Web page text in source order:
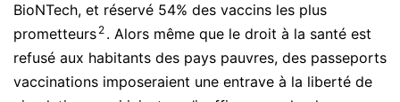
BioNTech, et réservé 54% des vaccins les plus
prometteurs 2 . Alors même que le droit à la santé est
refusé aux habitants des pays pauvres, des passeports
vaccinations imposeraient une entrave à la liberté de